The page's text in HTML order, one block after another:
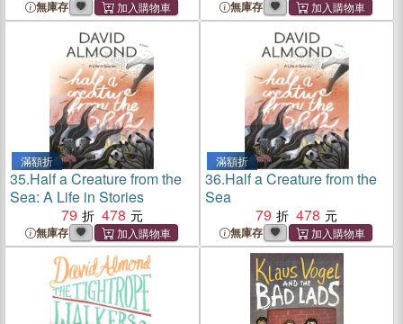
無庫存 無庫存
滿額折
35.Half a Creature from the
Sea: A Life in Stories
79
478
無庫存
滿額折
36.Half a Creature from the
Sea
79
478
無庫存